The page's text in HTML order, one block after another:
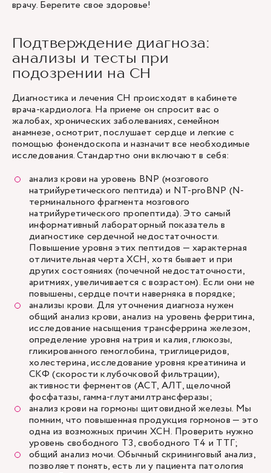
врачу. Берегите свое здоровье!
Подтверждение диагноза:
анализы и тесты при
подозрении на СН
Диагностика и лечения СН происходят в кабинете
врача-кардиолога. На приеме он спросит вас о
жалобах, хронических заболеваниях, семейном
анамнезе, осмотрит, послушает сердце и легкие с
помощью фонендоскопа и назначит все необходимые
исследования. Стандартно они включают в себя:
анализ крови на уровень BNP (мозгового
натрийуретического пептида) и NT-proBNP (N-
терминального фрагмента мозгового
натрийуретического пропептида). Это самый
информативный лабораторный показатель в
диагностике сердечной недостаточности.
Повышение уровня этих пептидов — характерная
отличительная черта ХСН, хотя бывает и при
других состояниях (почечной недостаточности,
аритмиях, увеличивается с возрастом). Если они не
повышены, сердце почти наверняка в порядке;
анализы крови. Для уточнения диагноза нужен
общий анализ крови, анализ на уровень ферритина,
исследование насыщения трансферрина железом,
определение уровня натрия и калия, глюкозы,
гликированного гемоглобина, триглицеридов,
холестерина, исследование уровня креатинина и
СКФ (скорости клубочковой фильтрации),
активности ферментов (АСТ, АЛТ, щелочной
фосфатазы, гамма-глутамилтрансферазы;
анализ крови на гормоны щитовидной железы. Мы
помним, что повышенная продукция гормонов — это
одна из возможных причин ХСН. Проверить нужно
уровень свободного Т3, свободного Т4 и ТТГ;
общий анализ мочи. Обычный скрининговый анализ,
позволяет понять, есть ли у пациента патология